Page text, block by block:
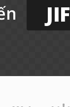
JIF